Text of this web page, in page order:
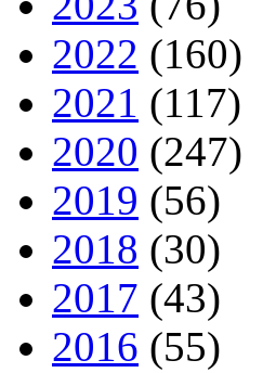
2022 (160)
2021 (117)
2020 (247)
2019 (56)
2018 (30)
2017 (43)
2016 (55)